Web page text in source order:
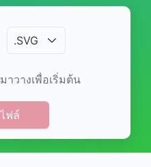
.SVG
าวางเพื่อเริ่มต้น
ฟล์